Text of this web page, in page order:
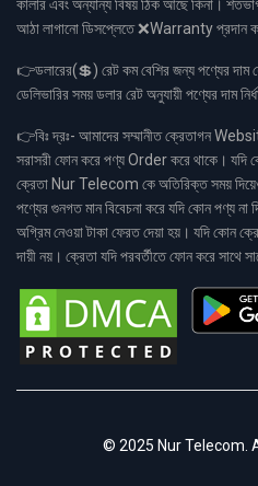
কালার এবং অন্যান্য বিষয় ঠিক আছে কিনা।
আঠা লাগানো ডিসপ্লেতে ❌Warranty প্রদান
👉ডলারের(💲) রেট কম বেশির জন্য পণ্যের দাম
ডেলিভারির সময় ডলার রেট অনুযায়ী পণ্যের দাম
👉বিঃ দ্রঃ- আমাদের সম্মানীত ক্রেতাগন
সরাসরী ফোন করে পণ্য Order করে থাকে। যদি
ক্রেতা Nur Telecom কে অতিরিক্ত সময়
পণ্যের গুনগত মান বিবেচনা করে যদি কোন পণ্য না
অগ্রিম নেওয়া টাকা ফেরত দেয়া হয়। যদি কোন
দায়ী নয়। ক্রেতা যদি পরবর্তীতে ফোন করে সাথে
© 2025 Nur Telecom.